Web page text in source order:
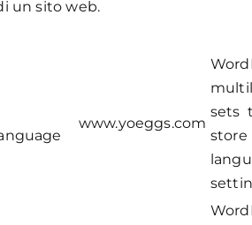
un sito web.
www.yoeggs.com
sets